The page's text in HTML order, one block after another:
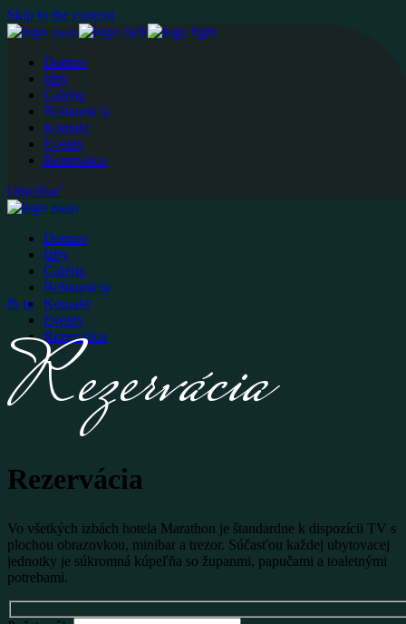
Skip to the content
Domov
Izby
Galéria
Reštaurácia
Kontakt
Eventy
Rezerváica
Objednať
Domov
Izby
Galéria
Reštaurácia
Kontakt
Eventy
Rezerváica
fb in
Rezervácia
Rezervácia
Vo všetkých izbách hotela Marathon je štandardne k dispozícii TV s
plochou obrazovkou, minibar a trezor. Súčasťou každej ubytovacej
jednotky je súkromná kúpeľňa so županmi, papučami a toaletnými
potrebami.